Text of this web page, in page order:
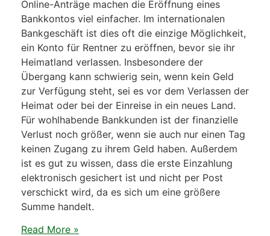
Online-Anträge machen die Eröffnung eines
Bankkontos viel einfacher. Im internationalen
Bankgeschäft ist dies oft die einzige Möglichkeit,
ein Konto für Rentner zu eröffnen, bevor sie ihr
Heimatland verlassen. Insbesondere der
Übergang kann schwierig sein, wenn kein Geld
zur Verfügung steht, sei es vor dem Verlassen der
Heimat oder bei der Einreise in ein neues Land.
Für wohlhabende Bankkunden ist der finanzielle
Verlust noch größer, wenn sie auch nur einen Tag
keinen Zugang zu ihrem Geld haben. Außerdem
ist es gut zu wissen, dass die erste Einzahlung
elektronisch gesichert ist und nicht per Post
verschickt wird, da es sich um eine größere
Summe handelt.
Read More »